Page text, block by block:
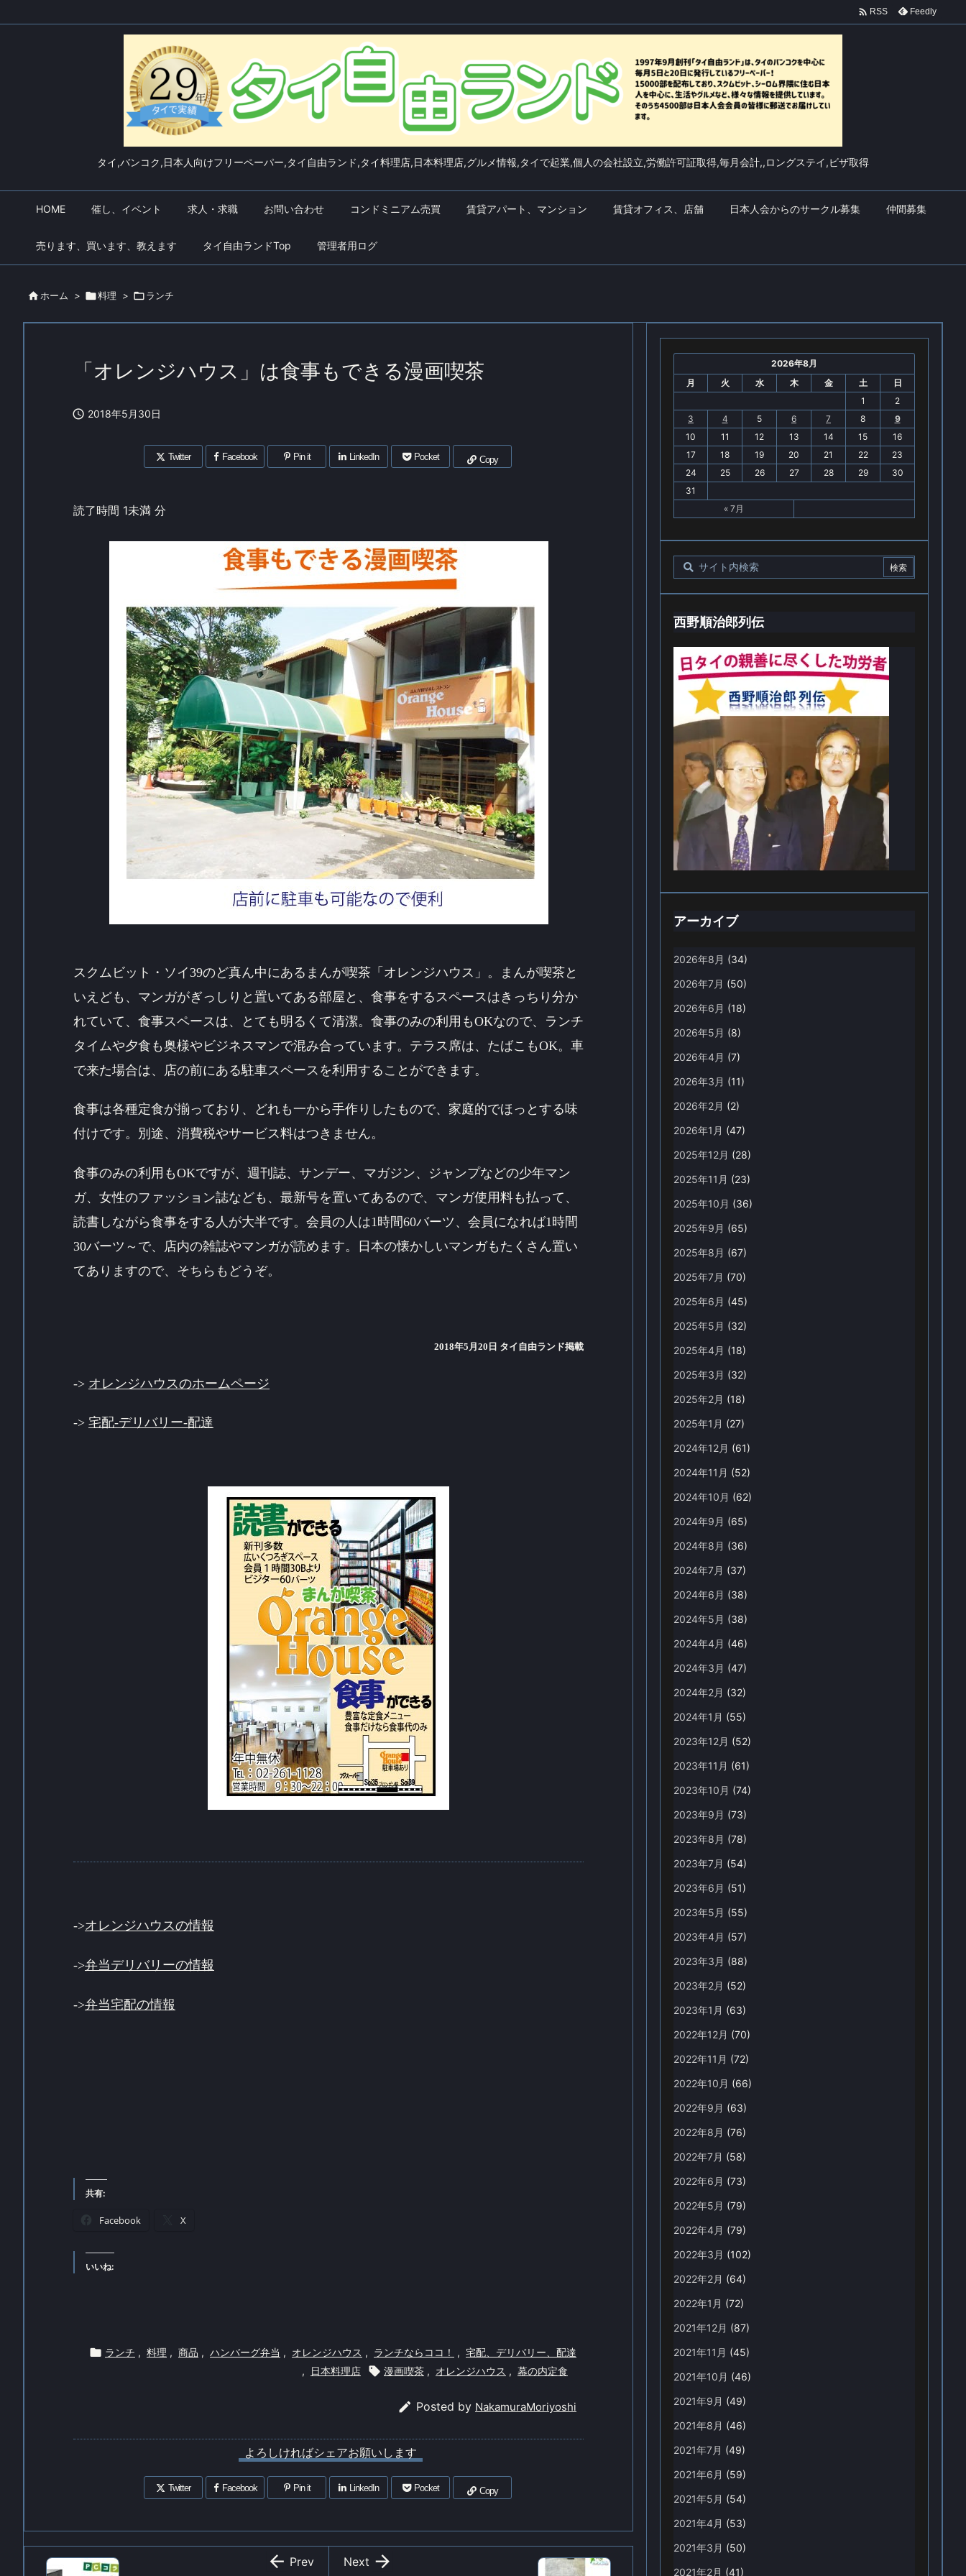
タイ,バンコク,日本人向けフリーペーパー,タイ自由ランド,タイ料理店,日本料理店,グルメ情報,タイで起業,個人の会社設立,労働許可証取得,毎月会計,,ロングステイ,ビザ取得
HOME 催し、イベント 求人・求職 お問い合わせ コンドミニアム売買 賃貸アパート、マンション 賃貸オフィス、店舗 日本人会からのサークル募集 仲間募集
売ります、買います、教えます タイ自由ランドTop 管理者用ログ
 RSS Feedly
 ホーム > 料理 > ランチ
「オレンジハウス」は食事もできる漫画喫茶
 2018年5月30日
Twitter Facebook Pin it LinkedIn Pocket Copy
読了時間 1未満 分
スクムビット・ソイ39のど真ん中にあるまんが喫茶「オレンジハウス」。まんが喫茶と
いえども、マンガがぎっしりと置いてある部屋と、食事をするスペースはきっちり分か
れていて、食事スペースは、とても明るくて清潔。食事のみの利用もOKなので、ランチ
タイムや夕食も奥様やビジネスマンで混み合っています。テラス席は、たばこもOK。車
で来た場合は、店の前にある駐車スペースを利用することができます。
食事は各種定食が揃っており、どれも一から手作りしたもので、家庭的でほっとする味
付けです。別途、消費税やサービス料はつきません。
食事のみの利用もOKですが、週刊誌、サンデー、マガジン、ジャンプなどの少年マン
ガ、女性のファッション誌なども、最新号を置いてあるので、マンガ使用料も払って、
読書しながら食事をする人が大半です。会員の人は1時間60バーツ、会員になれば1時間
30バーツ～で、店内の雑誌やマンガが読めます。日本の懐かしいマンガもたくさん置い
てありますので、そちらもどうぞ。
2018年5月20日 タイ自由ランド掲載
-> オレンジハウスのホームページ
-> 宅配-デリバリー-配達
->オレンジハウスの情報
->弁当デリバリーの情報
->弁当宅配の情報
共有:
Facebook X
いいね:
 ランチ , 料理 , 商品 , ハンバーグ弁当 , オレンジハウス , ランチならココ！ , 宅配、デリバリー、配達
,
日本料理店  漫画喫茶 , オレンジハウス , 幕の内定食
 Posted by NakamuraMoriyoshi
よろしければシェアお願いします
Twitter Facebook Pin it LinkedIn Pocket Copy

Next
 Prev
2026年8月
月
火 水 木 金 土
日
1
2
3
4 5 6 7 8
9
10
11 12 13 14 15
16
17
18 19 20 21 22
23
24
25 26 27 28 29
30
31
« 7月
西野順治郎列伝
アーカイブ
2026年8月 (34)
2026年7月 (50)
2026年6月 (18)
2026年5月 (8)
2026年4月 (7)
2026年3月 (11)
2026年2月 (2)
2026年1月 (47)
2025年12月 (28)
2025年11月 (23)
2025年10月 (36)
2025年9月 (65)
2025年8月 (67)
2025年7月 (70)
2025年6月 (45)
2025年5月 (32)
2025年4月 (18)
2025年3月 (32)
2025年2月 (18)
2025年1月 (27)
2024年12月 (61)
2024年11月 (52)
2024年10月 (62)
2024年9月 (65)
2024年8月 (36)
2024年7月 (37)
2024年6月 (38)
2024年5月 (38)
2024年4月 (46)
2024年3月 (47)
2024年2月 (32)
2024年1月 (55)
2023年12月 (52)
2023年11月 (61)
2023年10月 (74)
2023年9月 (73)
2023年8月 (78)
2023年7月 (54)
2023年6月 (51)
2023年5月 (55)
2023年4月 (57)
2023年3月 (88)
2023年2月 (52)
2023年1月 (63)
2022年12月 (70)
2022年11月 (72)
2022年10月 (66)
2022年9月 (63)
2022年8月 (76)
2022年7月 (58)
2022年6月 (73)
2022年5月 (79)
2022年4月 (79)
2022年3月 (102)
2022年2月 (64)
2022年1月 (72)
2021年12月 (87)
2021年11月 (45)
2021年10月 (46)
2021年9月 (49)
2021年8月 (46)
2021年7月 (49)
2021年6月 (59)
2021年5月 (54)
2021年4月 (53)
2021年3月 (50)
2021年2月 (41)